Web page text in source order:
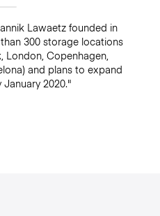
Lawaetz founded in
300 storage locations
London, Copenhagen,
and plans to expand
2020."